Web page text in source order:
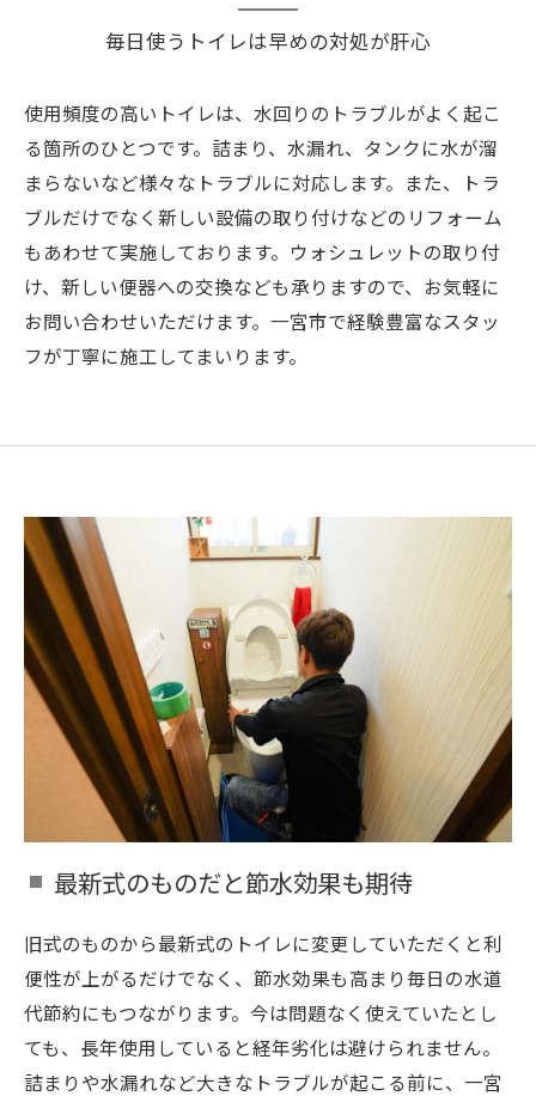
毎日使うトイレは早めの対処が肝心
使用頻度の高いトイレは、水回りのトラブルがよく起こ
る箇所のひとつです。詰まり、水漏れ、タンクに水が溜
まらないなど様々なトラブルに対応します。また、トラ
ブルだけでなく新しい設備の取り付けなどのリフォーム
もあわせて実施しております。ウォシュレットの取り付
け、新しい便器への交換なども承りますので、お気軽に
お問い合わせいただけます。一宮市で経験豊富なスタッ
フが丁寧に施工してまいります。
最新式のものだと節水効果も期待
旧式のものから最新式のトイレに変更していただくと利
便性が上がるだけでなく、節水効果も高まり毎日の水道
代節約にもつながります。今は問題なく使えていたとし
ても、長年使用していると経年劣化は避けられません。
詰まりや水漏れなど大きなトラブルが起こる前に、一宮